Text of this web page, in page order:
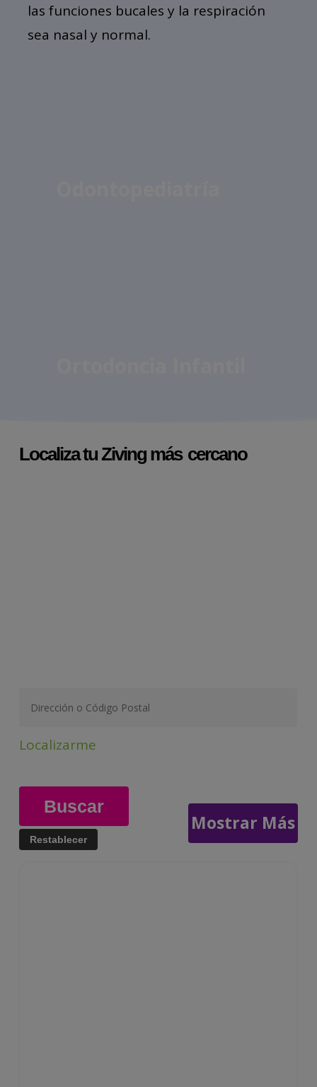
las funciones bucales y la respiración
sea nasal y normal.
Localiza tu Ziving más cercano
Localizarme
Mostrar Más